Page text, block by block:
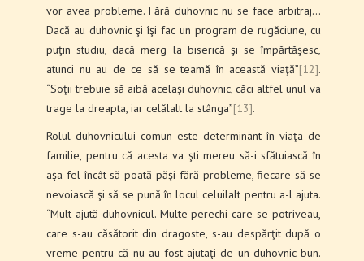
vor avea probleme. Fără duhovnic nu se face arbitraj…
Dacă au duhovnic şi îşi fac un program de rugăciune, cu
puţin studiu, dacă merg la biserică şi se împărtăşesc,
atunci nu au de ce să se teamă în această viaţă”[12].
“Soţii trebuie să aibă acelaşi duhovnic, căci altfel unul va
trage la dreapta, iar celălalt la stânga”[13].
Rolul duhovnicului comun este determinant în viaţa de
familie, pentru că acesta va şti mereu să-i sfătuiască în
aşa fel încât să poată păşi fără probleme, fiecare să se
nevoiască şi să se pună în locul celuilalt pentru a-l ajuta.
“Mult ajută duhovnicul. Multe perechi care se potriveau,
care s-au căsătorit din dragoste, s-au despărţit după o
vreme pentru că nu au fost ajutaţi de un duhovnic bun.